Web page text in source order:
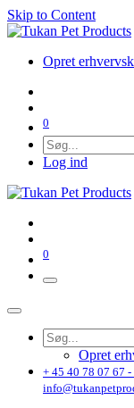
Skip to Content
Opret
0
Log ind
0
Opret
+ 45 40 78 07 67